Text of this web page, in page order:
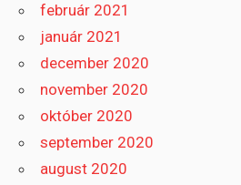
február 2021
január 2021
december 2020
november 2020
október 2020
september 2020
august 2020